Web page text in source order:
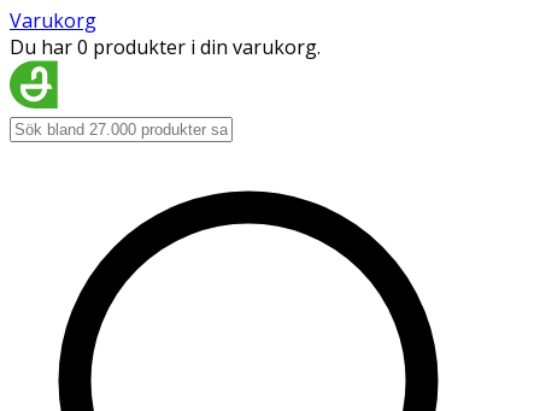
Varukorg
Du har 0 produkter i din varukorg.